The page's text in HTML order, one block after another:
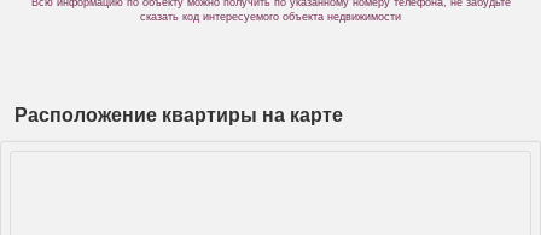
Всю информацию по объекту можно получить по указанному номеру телефона, не забудьте
сказать код интересуемого объекта недвижимости
Расположение квартиры на карте